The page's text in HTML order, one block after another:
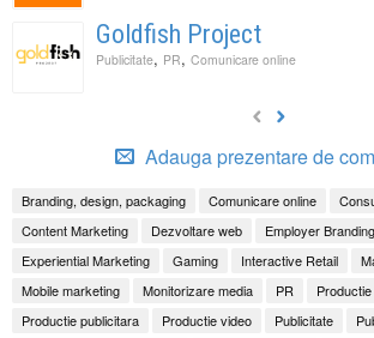
Goldfish Project
Publicitate, PR, Comunicare online
Adauga prezentare de
Branding, design, packaging Comunicare online
Content Marketing
Dezvoltare web Employer Branding
Experiential Marketing
Gaming Interactive Retail
Mobile marketing
Monitorizare media PR
Productie publicitara
Productie video Publicitate